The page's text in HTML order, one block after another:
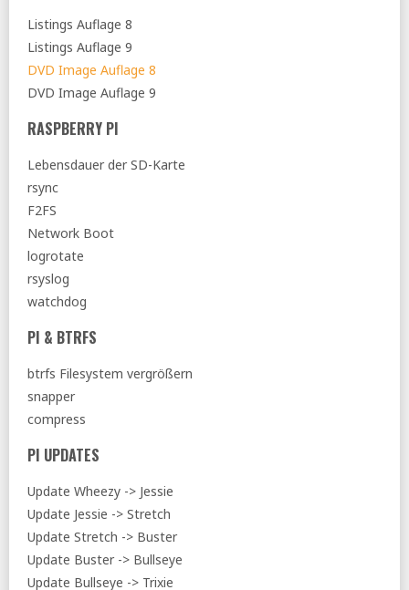
Listings Auflage 8
Listings Auflage 9
DVD Image Auflage 8
DVD Image Auflage 9
RASPBERRY PI
Lebensdauer der SD-Karte
rsync
F2FS
Network Boot
logrotate
rsyslog
watchdog
PI & BTRFS
btrfs Filesystem vergrößern
snapper
compress
PI UPDATES
Update Wheezy -> Jessie
Update Jessie -> Stretch
Update Stretch -> Buster
Update Buster -> Bullseye
Update Bullseye -> Trixie